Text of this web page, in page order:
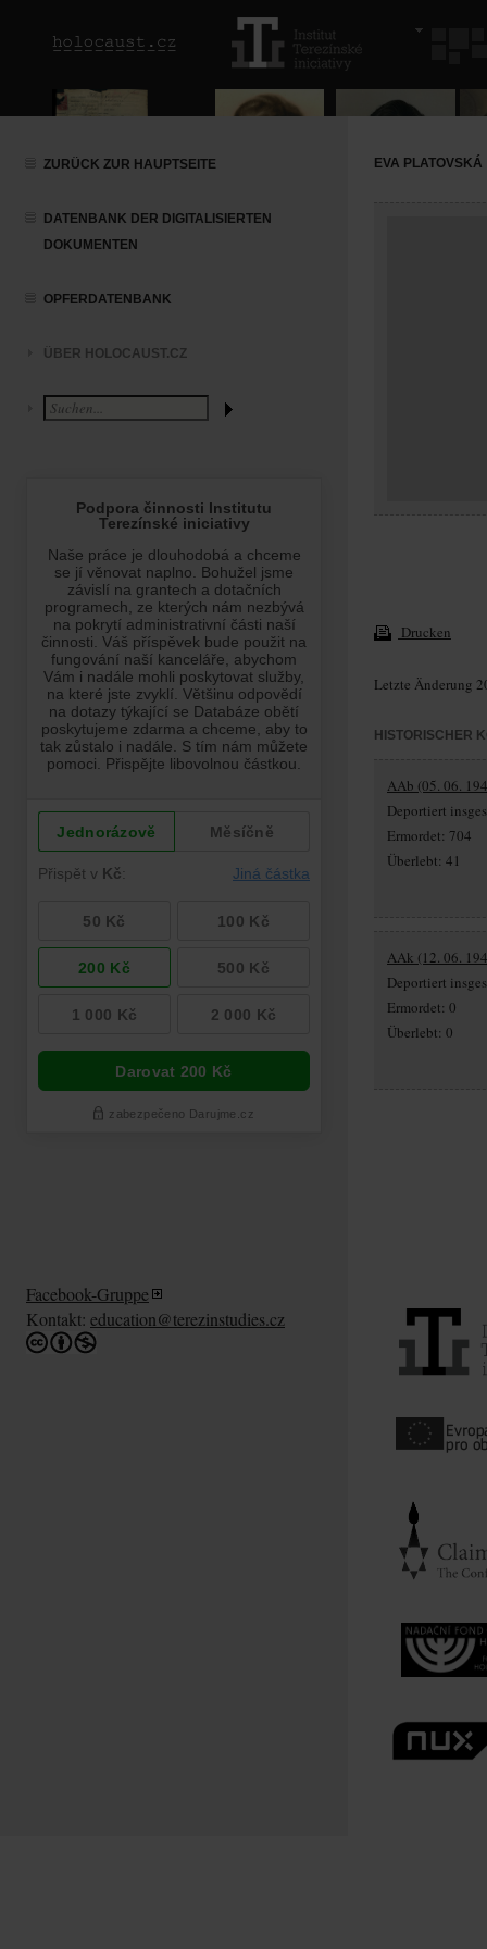
ZURÜCK ZUR HAUPTSEITE
DATENBANK DER DIGITALISIERTEN
DOKUMENTEN
OPFERDATENBANK
ÜBER HOLOCAUST.CZ
EVA PLATOVSKÁ
Drucken
Letzte Änderung
HISTORISCHER
AAb (05. 06.
Deportiert
Ermordet: 704
Überlebt: 41
AAk (12. 06.
Deportiert
Ermordet: 0
Überlebt: 0
Facebook-Gruppe
Kontakt: education@terezinstudies.cz